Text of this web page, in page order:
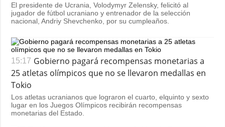
El presidente de Ucrania, Volodymyr Zelensky, felicitó al
jugador de fútbol ucraniano y entrenador de la selección
nacional, Andriy Shevchenko, por su cumpleaños.
15:17 Gobierno pagará recompensas monetarias a
25 atletas olímpicos que no se llevaron medallas en
Tokio
Los atletas ucranianos que lograron el cuarto, elquinto y sexto
lugar en los Juegos Olímpicos recibirán recompensas
monetarias del Estado.